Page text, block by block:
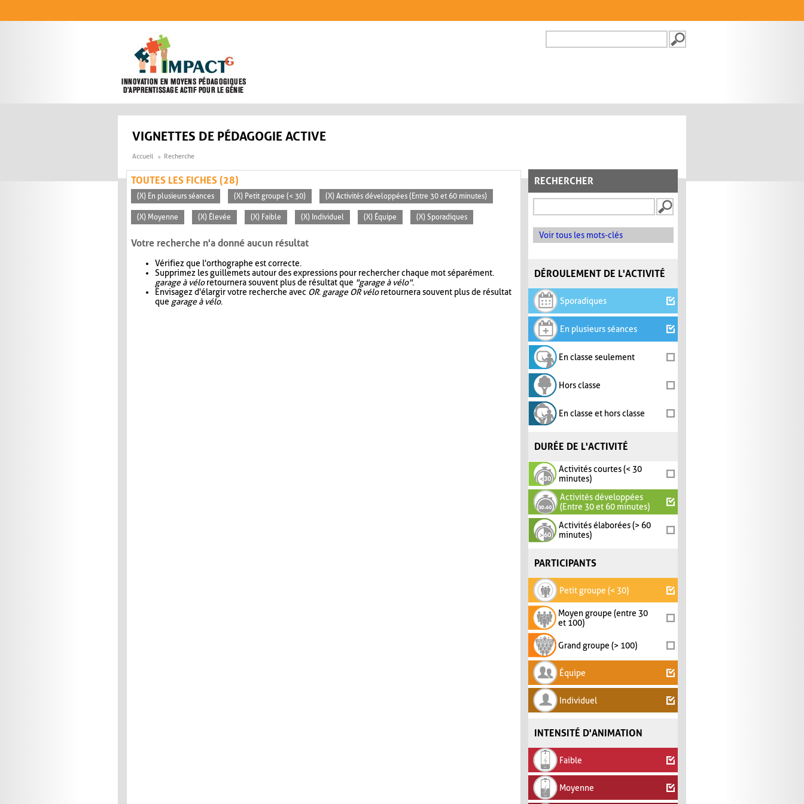
FORMULAIRE DE
VIGNETTES DE PÉDAGOGIE ACTIVE
Accueil Recherche
RECHERCHER
Voir tous les mots-clés
DÉROULEMENT DE L'ACTIVITÉ
Sporadiques
En plusieurs séances
En classe seulement
Hors classe
En classe et hors classe
DURÉE DE L'ACTIVITÉ
Activités courtes (< 30
minutes)
Activités développées
(Entre 30 et 60 minutes)
Activités élaborées (> 60
minutes)
PARTICIPANTS
Petit groupe (< 30)
Moyen groupe (entre 30
et 100)
Grand groupe (> 100)
Équipe
Individuel
INTENSITÉ D'ANIMATION
Faible
Moyenne
TOUTES LES FICHES (28)
(X) En plusieurs séances (X) Petit groupe (< 30) (X) Activités développées (Entre 30 et 60 minutes)
(X) Moyenne (X) Élevée (X) Faible (X) Individuel (X) Équipe (X) Sporadiques
Votre recherche n'a donné aucun résultat
Vérifiez que l'orthographe est correcte.
Supprimez les guillemets autour des expressions pour rechercher chaque mot séparément.
garage à véloretournera souvent plus de résultat que "garage à vélo".
Envisagez d'élargir votre recherche avec OR. garage OR véloretournera souvent plus de résultat
que garage à vélo.